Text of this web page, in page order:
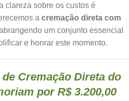
clareza sobre os custos é
a cremação direta com
um conjunto essencial
e honrar este momento.
Cremação Direta do
por R$ 3.200,00